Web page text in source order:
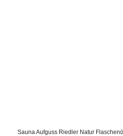
Sauna Aufguss Riedler Natur